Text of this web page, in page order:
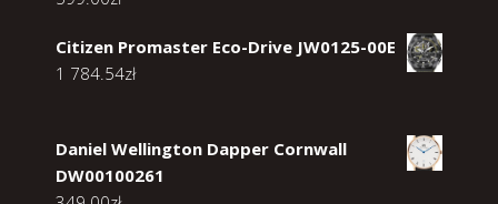
Citizen Promaster Eco-Drive JW0125-00E
1 784.54zł
Daniel Wellington Dapper Cornwall
DW00100261